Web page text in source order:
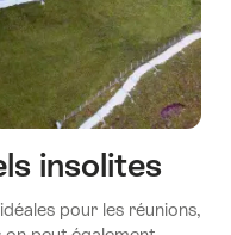
insolites
pour les réunions,